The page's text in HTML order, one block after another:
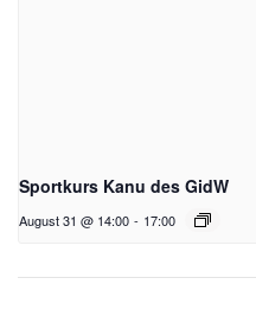
Sportkurs Kanu des GidW
August 31 @ 14:00 - 17:00